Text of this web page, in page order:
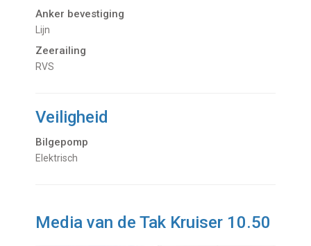
Anker bevestiging
Lijn
Zeerailing
RVS
Veiligheid
Bilgepomp
Elektrisch
Media van de Tak Kruiser 10.50